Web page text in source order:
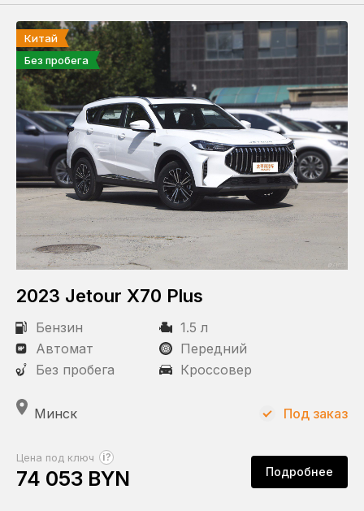
Китай
Без пробега
2023 Jetour X70 Plus
Бензин
1.5 л
Автомат
Передний
Без пробега
Кроссовер
Минск
Цена под ключ ?
74 053 BYN Подробнее
Под заказ